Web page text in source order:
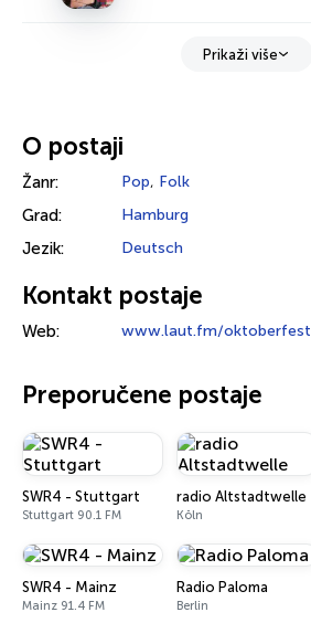
Prikaži više
O postaji
Žanr: Pop, Folk
Grad: Hamburg
Jezik: Deutsch
Kontakt postaje
Web: www.laut.fm/oktoberfest
Preporučene postaje
SWR4 - Stuttgart
Stuttgart 90.1 FM
radio Altstadtwelle
Köln
SWR4 - Mainz
Mainz 91.4 FM
Radio Paloma
Berlin